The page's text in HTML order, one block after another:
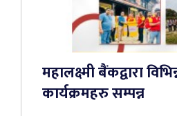
महालक्ष्मी बैंकद्वारा
कार्यक्रमहरु सम्पन्न